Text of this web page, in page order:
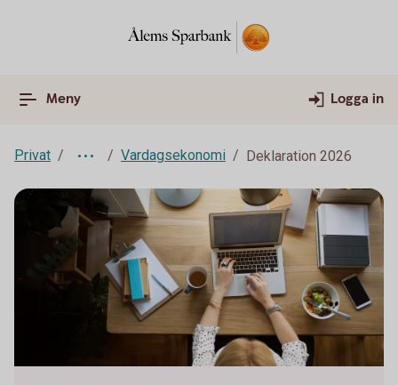
Meny Logga in
Privat Vardagsekonomi Deklaration 2026